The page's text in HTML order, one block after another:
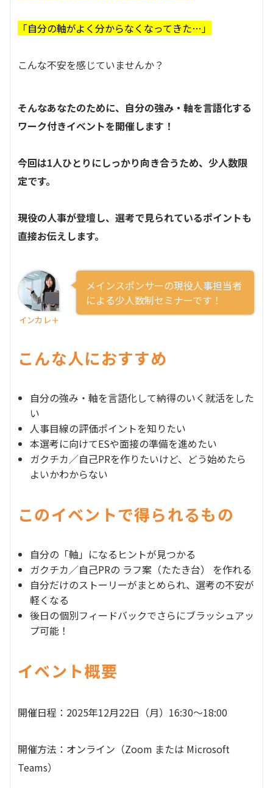
「自分の軸がよく分からなくなってきた…」
こんな不安を感じていませんか？
そんなあなたのために、自分の強み・軸を言語化する
ワーク付きイベントを開催します！
今回は1人ひとりにしっかり向き合うため、少人数限
定です。
現役の人事が登壇し、選考で見られているポイントも
直接お伝えします。
インカレ＋
メインスポンサーの現役人事担当者
による少人数制セミナーです！
こんな人におすすめ
自分の強み・軸を言語化して納得のいく就活をした
い
人事目線の評価ポイントを知りたい
本選考に向けてESや面接の準備を進めたい
ガクチカ／自己PRを作りたいけど、どう始めたら
よいかわからない
このイベントで得られるもの
自分の「軸」になるヒントが見つかる
ガクチカ／自己PRの ラフ案（たたき台） を作れる
自分だけのストーリーがまとめられ、選考の不安が
軽くなる
後日の個別フィードバックでさらにブラッシュアッ
プ可能！
イベント概要
開催日程：2025年12月22日（月）16:30〜18:00
開催方法：オンライン（Zoom または Microsoft
Teams）